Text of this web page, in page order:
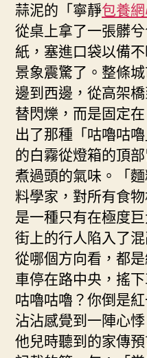
蒜泥的「寧靜包養
從桌上拿了一張髒
紙，塞進口袋以備
景象震驚了。整條
邊到西邊，從高架
替閃爍，而是固定
出了那種「咕嚕咕
的白霧從燈箱的頂
煮過頭的氣味。「
料學家，對所有食
是一種只有在極度
街上的行人陷入了
從哪個方向看，都
車停在路中央，搖
咕嚕咕嚕？你倒是
沾沾感覺到一陣心
他兒時聽到的家傳